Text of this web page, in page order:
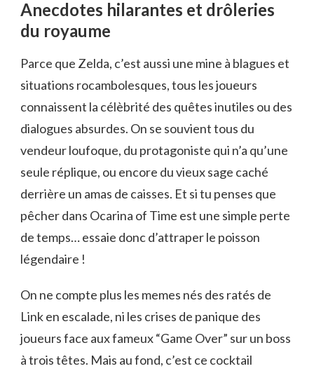
Anecdotes hilarantes et drôleries
du royaume
Parce que Zelda, c’est aussi une mine à blagues et
situations rocambolesques, tous les joueurs
connaissent la célèbrité des quêtes inutiles ou des
dialogues absurdes. On se souvient tous du
vendeur loufoque, du protagoniste qui n’a qu’une
seule réplique, ou encore du vieux sage caché
derrière un amas de caisses. Et si tu penses que
pêcher dans Ocarina of Time est une simple perte
de temps… essaie donc d’attraper le poisson
légendaire !
On ne compte plus les memes nés des ratés de
Link en escalade, ni les crises de panique des
joueurs face aux fameux “Game Over” sur un boss
à trois têtes. Mais au fond, c’est ce cocktail